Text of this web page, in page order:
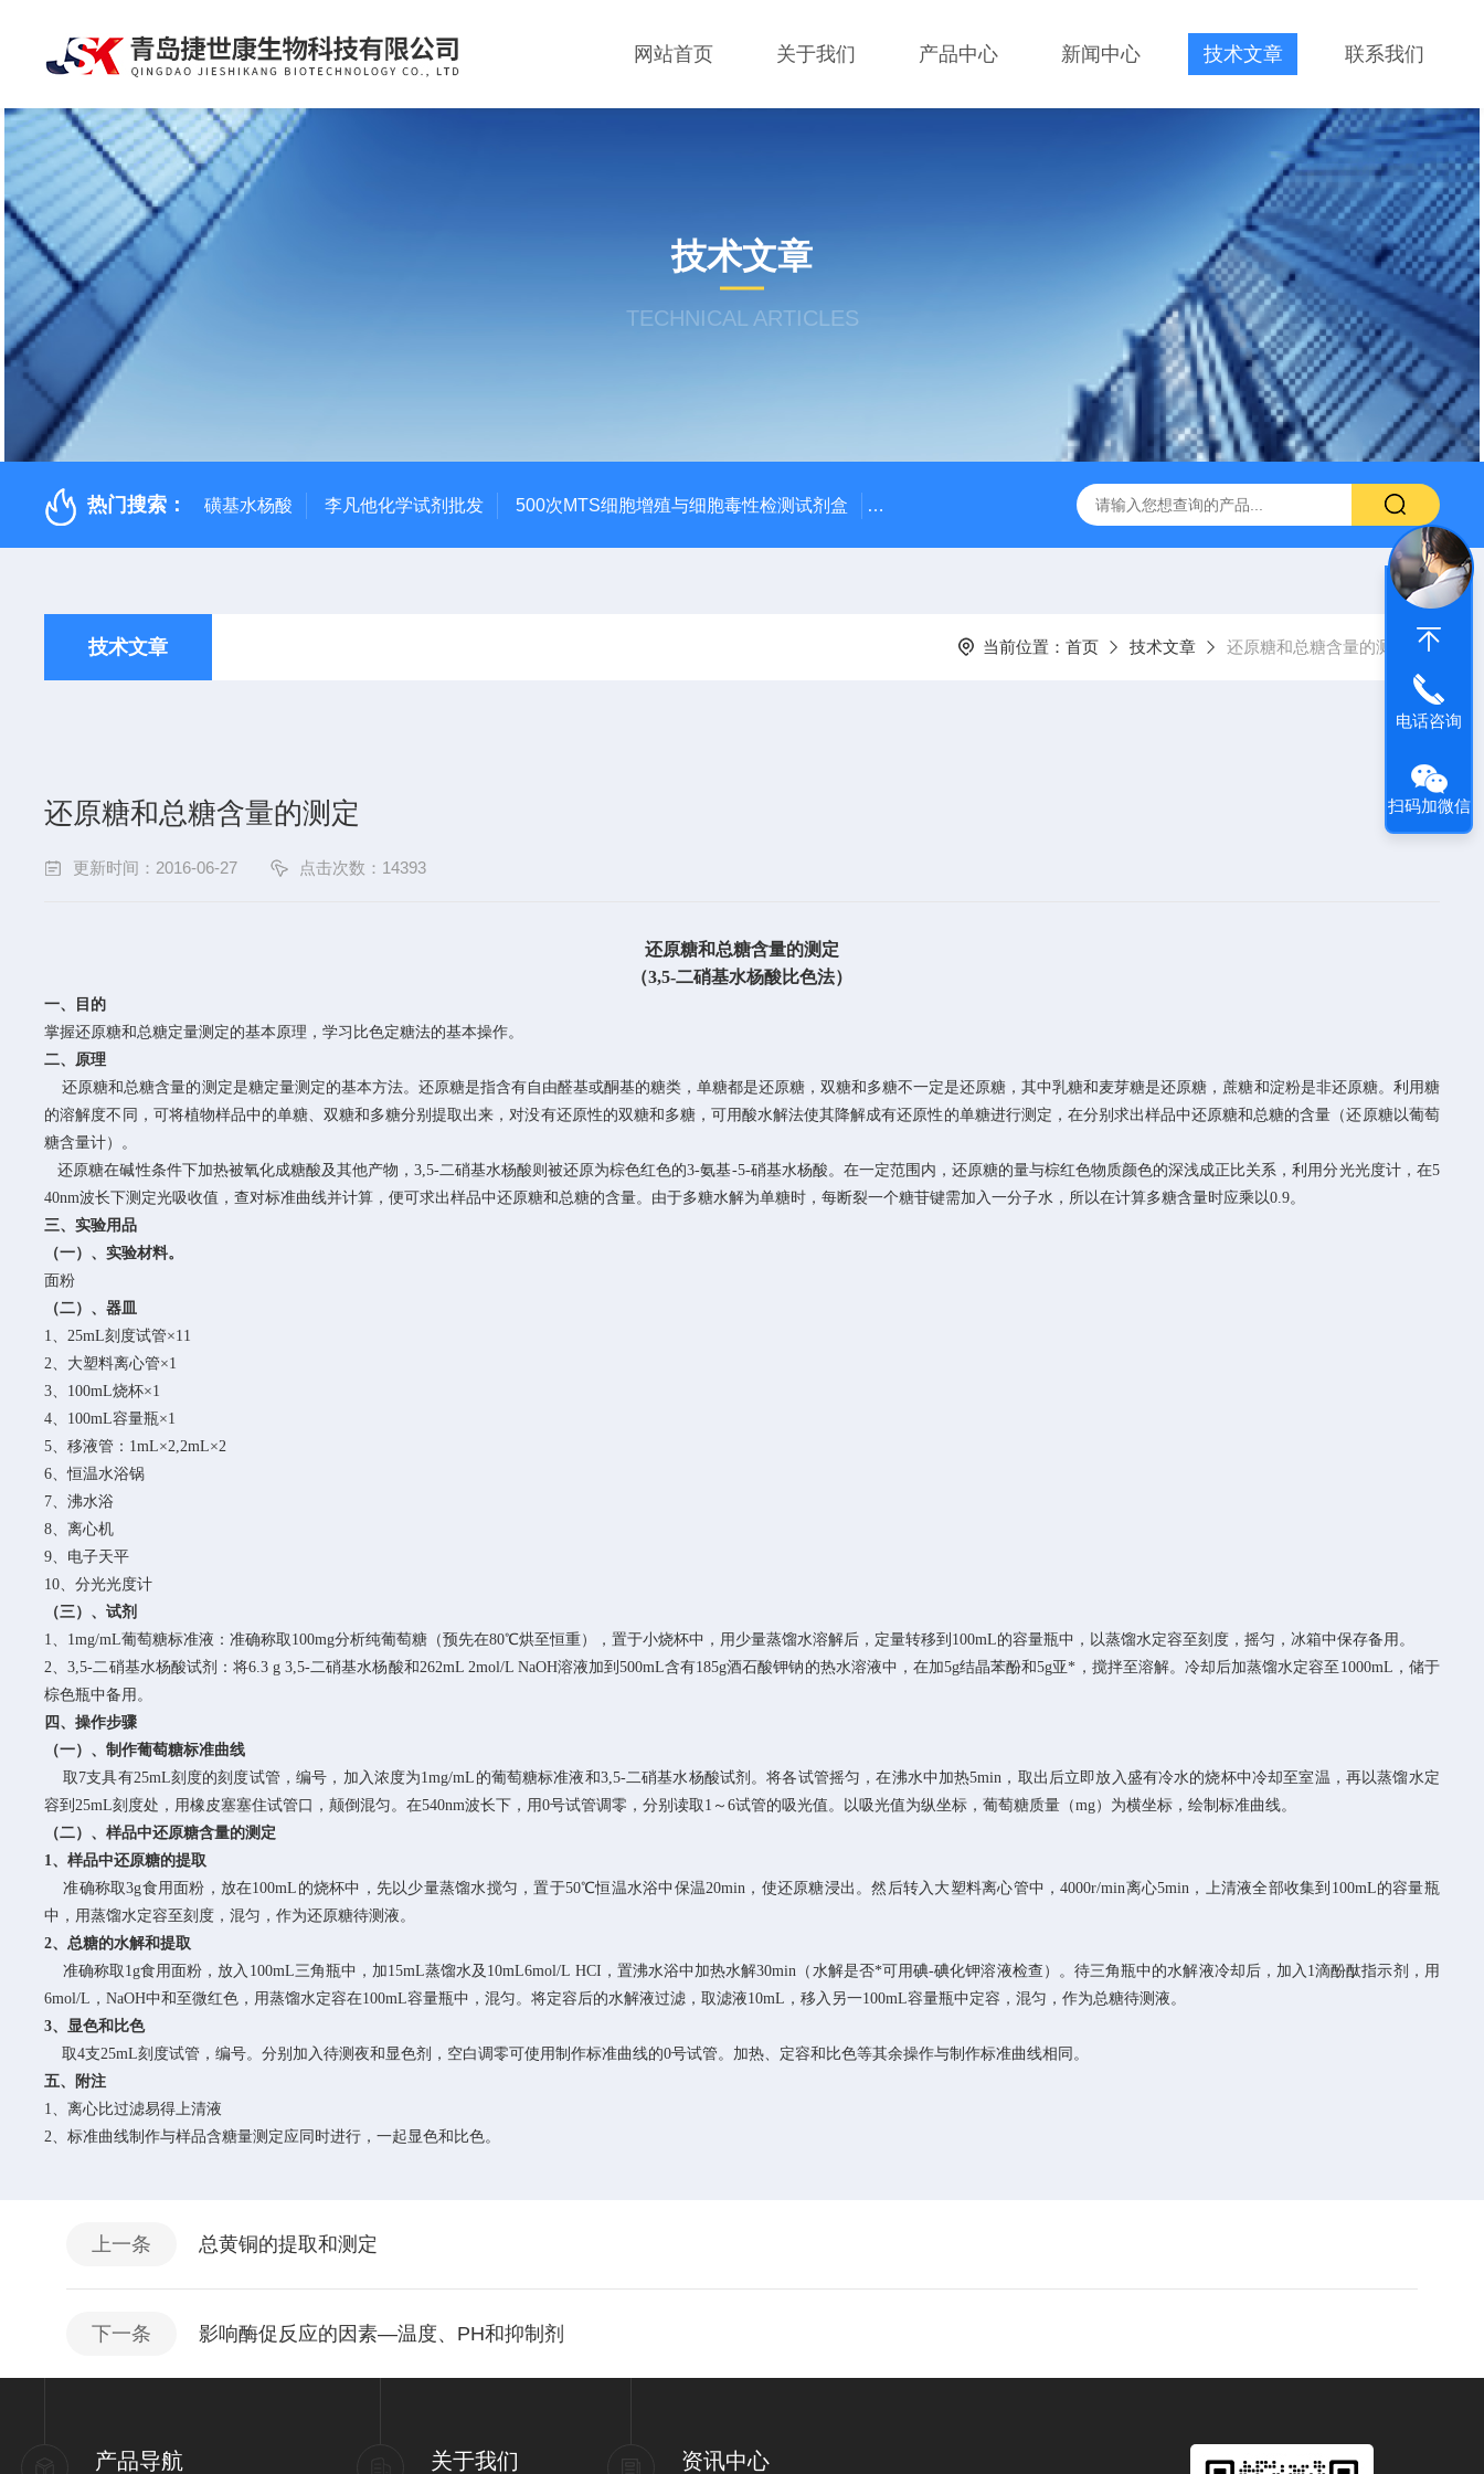
网站首页 关于我们 产品中心 新闻中心 技术文章 联系我们
技术文章
TECHNICAL ARTICLES
热门搜索： 磺基水杨酸 李凡他化学试剂批发 500次MTS细胞增殖与细胞毒性检测试剂盒 48t/96t国产ELISA试剂盒,免费代测
技术文章 当前位置： 首页 技术文章 还原糖和总糖含量的测定
还原糖和总糖含量的测定
更新时间：2016-06-27 点击次数：14393
还原糖和总糖含量的测定
（3,5-二硝基水杨酸比色法）
一、目的
掌握还原糖和总糖定量测定的基本原理，学习比色定糖法的基本操作。
二、原理
还原糖和总糖含量的测定是糖定量测定的基本方法。还原糖是指含有自由醛基或酮基的糖类，单糖都是还原糖，双糖和多糖不一定是还原糖，其中乳糖和麦芽糖是还原糖，蔗糖和淀粉是非还原糖。利用糖
的溶解度不同，可将植物样品中的单糖、双糖和多糖分别提取出来，对没有还原性的双糖和多糖，可用酸水解法使其降解成有还原性的单糖进行测定，在分别求出样品中还原糖和总糖的含量（还原糖以葡萄
糖含量计）。
还原糖在碱性条件下加热被氧化成糖酸及其他产物，3,5-二硝基水杨酸则被还原为棕色红色的3-氨基-5-硝基水杨酸。在一定范围内，还原糖的量与棕红色物质颜色的深浅成正比关系，利用分光光度计，在5
40nm波长下测定光吸收值，查对标准曲线并计算，便可求出样品中还原糖和总糖的含量。由于多糖水解为单糖时，每断裂一个糖苷键需加入一分子水，所以在计算多糖含量时应乘以0.9。
三、实验用品
（一）、实验材料。
面粉
（二）、器皿
1、25mL刻度试管×11
2、大塑料离心管×1
3、100mL烧杯×1
4、100mL容量瓶×1
5、移液管：1mL×2,2mL×2
6、恒温水浴锅
7、沸水浴
8、离心机
9、电子天平
10、分光光度计
（三）、试剂
1、1mg/mL葡萄糖标准液：准确称取100mg分析纯葡萄糖（预先在80℃烘至恒重），置于小烧杯中，用少量蒸馏水溶解后，定量转移到100mL的容量瓶中，以蒸馏水定容至刻度，摇匀，冰箱中保存备用。
2、3,5-二硝基水杨酸试剂：将6.3 g 3,5-二硝基水杨酸和262mL 2mol/L NaOH溶液加到500mL含有185g酒石酸钾钠的热水溶液中，在加5g结晶苯酚和5g亚*，搅拌至溶解。冷却后加蒸馏水定容至1000mL，储于
棕色瓶中备用。
四、操作步骤
（一）、制作葡萄糖标准曲线
取7支具有25mL刻度的刻度试管，编号，加入浓度为1mg/mL的葡萄糖标准液和3,5-二硝基水杨酸试剂。将各试管摇匀，在沸水中加热5min，取出后立即放入盛有冷水的烧杯中冷却至室温，再以蒸馏水定
容到25mL刻度处，用橡皮塞塞住试管口，颠倒混匀。在540nm波长下，用0号试管调零，分别读取1～6试管的吸光值。以吸光值为纵坐标，葡萄糖质量（mg）为横坐标，绘制标准曲线。
（二）、样品中还原糖含量的测定
1、样品中还原糖的提取
准确称取3g食用面粉，放在100mL的烧杯中，先以少量蒸馏水搅匀，置于50℃恒温水浴中保温20min，使还原糖浸出。然后转入大塑料离心管中，4000r/min离心5min，上清液全部收集到100mL的容量瓶
中，用蒸馏水定容至刻度，混匀，作为还原糖待测液。
2、总糖的水解和提取
准确称取1g食用面粉，放入100mL三角瓶中，加15mL蒸馏水及10mL6mol/L HCI，置沸水浴中加热水解30min（水解是否*可用碘-碘化钾溶液检查）。待三角瓶中的水解液冷却后，加入1滴酚酞指示剂，用
6mol/L，NaOH中和至微红色，用蒸馏水定容在100mL容量瓶中，混匀。将定容后的水解液过滤，取滤液10mL，移入另一100mL容量瓶中定容，混匀，作为总糖待测液。
3、显色和比色
取4支25mL刻度试管，编号。分别加入待测夜和显色剂，空白调零可使用制作标准曲线的0号试管。加热、定容和比色等其余操作与制作标准曲线相同。
五、附注
1、离心比过滤易得上清液
2、标准曲线制作与样品含糖量测定应同时进行，一起显色和比色。
上一条 总黄铜的提取和测定
下一条 影响酶促反应的因素—温度、PH和抑制剂
产品导航 关于我们 资讯中心
电话咨询
扫码加微信